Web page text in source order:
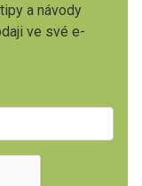
a návody
ve své e-